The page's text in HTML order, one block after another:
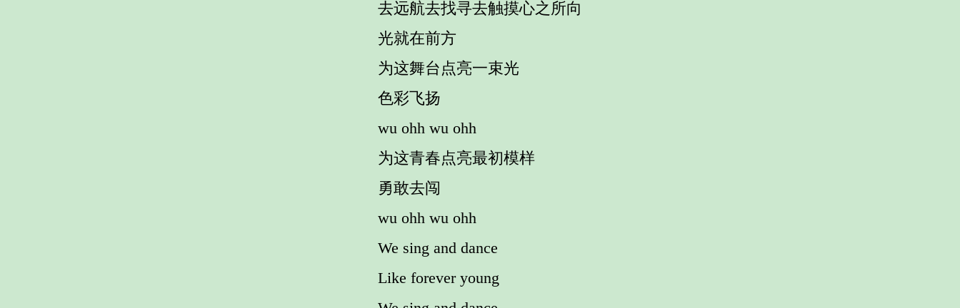
去远航去找寻去触摸心之所向
光就在前方
为这舞台点亮一束光
色彩飞扬
wu ohh wu ohh
为这青春点亮最初模样
勇敢去闯
wu ohh wu ohh
We sing and dance
Like forever young